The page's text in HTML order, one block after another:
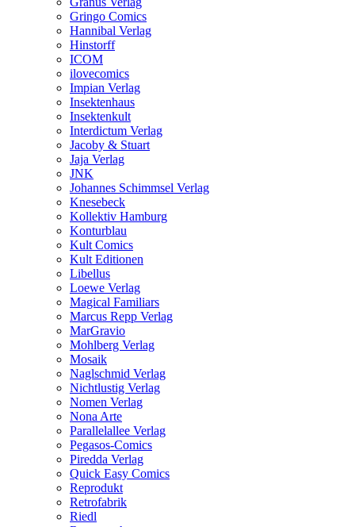
Gringo Comics
Hannibal Verlag
Hinstorff
ICOM
ilovecomics
Impian Verlag
Insektenhaus
Insektenkult
Interdictum Verlag
Jacoby & Stuart
Jaja Verlag
JNK
Johannes Schimmsel Verlag
Knesebeck
Kollektiv Hamburg
Konturblau
Kult Comics
Kult Editionen
Libellus
Loewe Verlag
Magical Familiars
Marcus Repp Verlag
MarGravio
Mohlberg Verlag
Mosaik
Naglschmid Verlag
Nichtlustig Verlag
Nomen Verlag
Nona Arte
Parallelallee Verlag
Pegasos-Comics
Piredda Verlag
Quick Easy Comics
Reprodukt
Retrofabrik
Riedl